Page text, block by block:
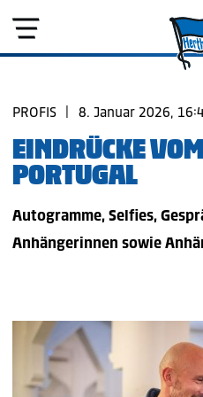
PROFIS 8. Januar 2026,
EINDRÜCKE
PORTUGAL
Autogramme, Selfies,
Anhängerinnen sowie